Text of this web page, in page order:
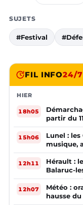
SUJETS
#Festival
FIL INFO24/7
HIER
18h05
partir du
15h06
Lunel :
musique,
12h11
Hérault :
Balaruc-
12h07
Météo :
hausse